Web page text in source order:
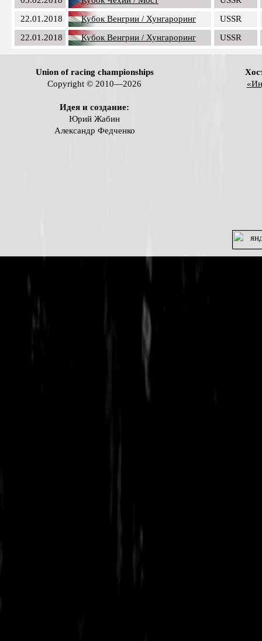
22.01.2018
Кубок Венгрии / Хунгароринг
USSR
22.01.2018
Кубок Венгрии / Хунгароринг USSR
Union of racing championships
Copyright © 2010—2026
Идея и создание:
Юрий Жабин
Александр Федченко